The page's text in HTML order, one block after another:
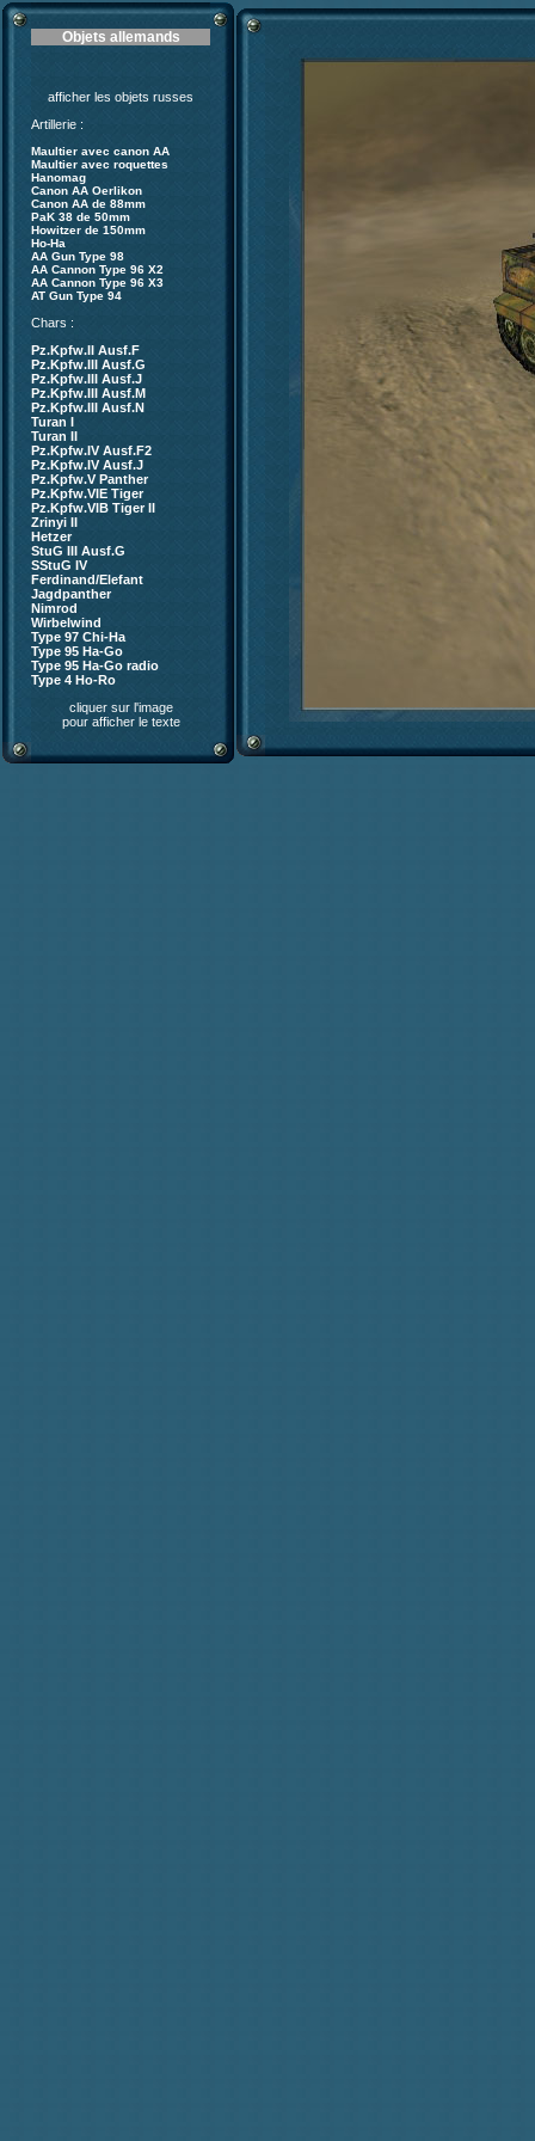
Objets allemands
afficher les objets russes
Artillerie :
Maultier avec canon AA
Maultier avec roquettes
Hanomag
Canon AA Oerlikon
Canon AA de 88mm
PaK 38 de 50mm
Howitzer de 150mm
Ho-Ha
AA Gun Type 98
AA Cannon Type 96 X2
AA Cannon Type 96 X3
AT Gun Type 94
Chars :
Pz.Kpfw.II Ausf.F
Pz.Kpfw.III Ausf.G
Pz.Kpfw.III Ausf.J
Pz.Kpfw.III Ausf.M
Pz.Kpfw.III Ausf.N
Turan I
Turan II
Pz.Kpfw.IV Ausf.F2
Pz.Kpfw.IV Ausf.J
Pz.Kpfw.V Panther
Pz.Kpfw.VIE Tiger
Pz.Kpfw.VIB Tiger II
Zrinyi II
Hetzer
StuG III Ausf.G
SStuG IV
Ferdinand/Elefant
Jagdpanther
Nimrod
Wirbelwind
Type 97 Chi-Ha
Type 95 Ha-Go
Type 95 Ha-Go radio
Type 4 Ho-Ro
cliquer sur l'image
pour afficher le texte